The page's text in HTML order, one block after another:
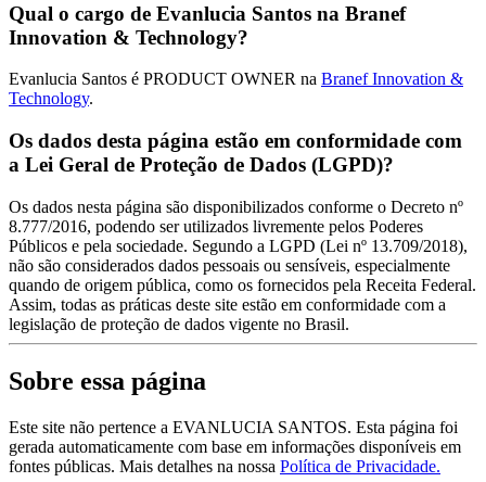
Qual o cargo de Evanlucia Santos na Branef
Innovation & Technology?
Evanlucia Santos é PRODUCT OWNER na Branef Innovation &
Technology.
Os dados desta página estão em conformidade com
a Lei Geral de Proteção de Dados (LGPD)?
Os dados nesta página são disponibilizados conforme o Decreto nº
8.777/2016, podendo ser utilizados livremente pelos Poderes
Públicos e pela sociedade. Segundo a LGPD (Lei nº 13.709/2018),
não são considerados dados pessoais ou sensíveis, especialmente
quando de origem pública, como os fornecidos pela Receita Federal.
Assim, todas as práticas deste site estão em conformidade com a
legislação de proteção de dados vigente no Brasil.
Sobre essa página
Este site não pertence a EVANLUCIA SANTOS. Esta página foi
gerada automaticamente com base em informações disponíveis em
fontes públicas. Mais detalhes na nossa Política de Privacidade.